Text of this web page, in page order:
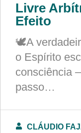
Livre
Efeito
🕊️A
o Espírito
consciência
passo…
CLÁUDIO